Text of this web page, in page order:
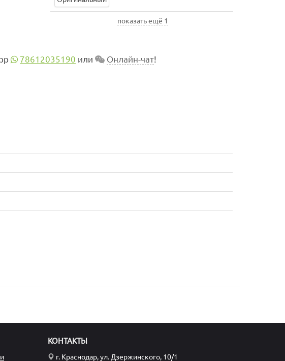
показать ещё 1
78612035190 или Онлайн-чат!
КОНТАКТЫ
г. Краснодар, ул. Дзержинского, 10/1